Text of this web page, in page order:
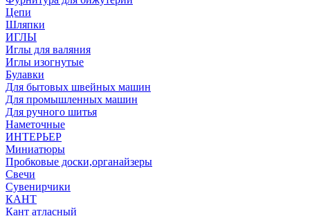
Цепи
Шляпки
ИГЛЫ
Иглы для валяния
Иглы изогнутые
Булавки
Для бытовых швейных машин
Для промышленных машин
Для ручного шитья
Наметочные
ИНТЕРЬЕР
Миниатюры
Пробковые доски,органайзеры
Свечи
Сувенирчики
КАНТ
Кант атласный